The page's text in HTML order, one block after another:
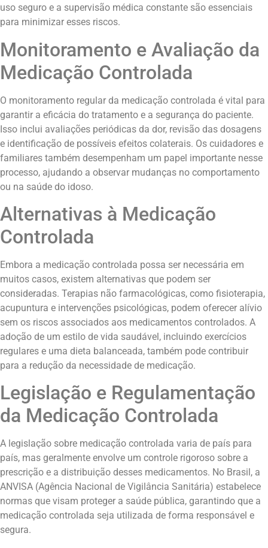
uso seguro e a supervisão médica constante são essenciais
para minimizar esses riscos.
Monitoramento e Avaliação da
Medicação Controlada
O monitoramento regular da medicação controlada é vital para
garantir a eficácia do tratamento e a segurança do paciente.
Isso inclui avaliações periódicas da dor, revisão das dosagens
e identificação de possíveis efeitos colaterais. Os cuidadores e
familiares também desempenham um papel importante nesse
processo, ajudando a observar mudanças no comportamento
ou na saúde do idoso.
Alternativas à Medicação
Controlada
Embora a medicação controlada possa ser necessária em
muitos casos, existem alternativas que podem ser
consideradas. Terapias não farmacológicas, como fisioterapia,
acupuntura e intervenções psicológicas, podem oferecer alívio
sem os riscos associados aos medicamentos controlados. A
adoção de um estilo de vida saudável, incluindo exercícios
regulares e uma dieta balanceada, também pode contribuir
para a redução da necessidade de medicação.
Legislação e Regulamentação
da Medicação Controlada
A legislação sobre medicação controlada varia de país para
país, mas geralmente envolve um controle rigoroso sobre a
prescrição e a distribuição desses medicamentos. No Brasil, a
ANVISA (Agência Nacional de Vigilância Sanitária) estabelece
normas que visam proteger a saúde pública, garantindo que a
medicação controlada seja utilizada de forma responsável e
segura.